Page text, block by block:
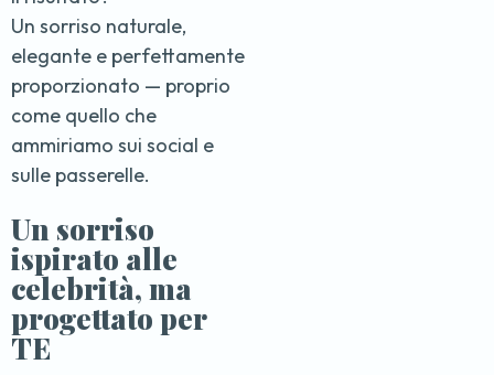
Un sorriso naturale,
elegante e perfettamente
proporzionato — proprio
come quello che
ammiriamo sui social e
sulle passerelle.
Un sorriso
ispirato alle
celebrità, ma
progettato per
TE